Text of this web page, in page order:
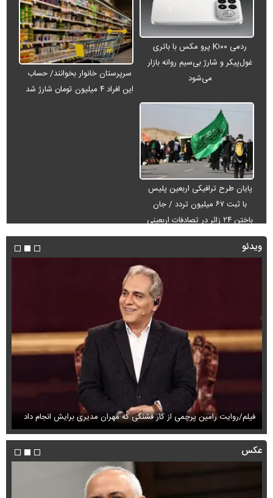
ردمی K۱۰۰ پرو مکس با باتری
غول‌پیکر و شارژ بی‌سیم روانه بازار
می‌شود
سرپرستان خانوار بخوانند/ حساب
این افراد ۴ میلیون تومان شارژ شد
پایان طرح ترافیکی اربعین پلیس
با ثبت ۶۷ میلیون تردد / جان
باختن ۲۴ زائر در تصادفات اربعینی
ویدئو
فیلم/روایت رامین پرچمی از کار قشنگی که مهران مدیری برایش انجام داد
عکس